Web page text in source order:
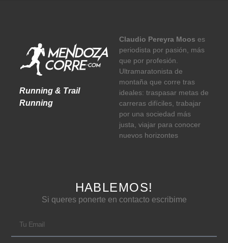
Running & Trail
Running
Claudio Pereyra Moos es
periodista por pasión, más
que por profesión.
Ultramaratonista de
montaña que corre tras
ideales: traspasar metas de
carreras difíciles, trabajar
por una sociedad más
justa, viajar para conocer
nuevos horizontes
HABLEMOS!
Si queres ponerte en contacto escribime